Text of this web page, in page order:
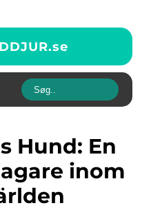
se
inom